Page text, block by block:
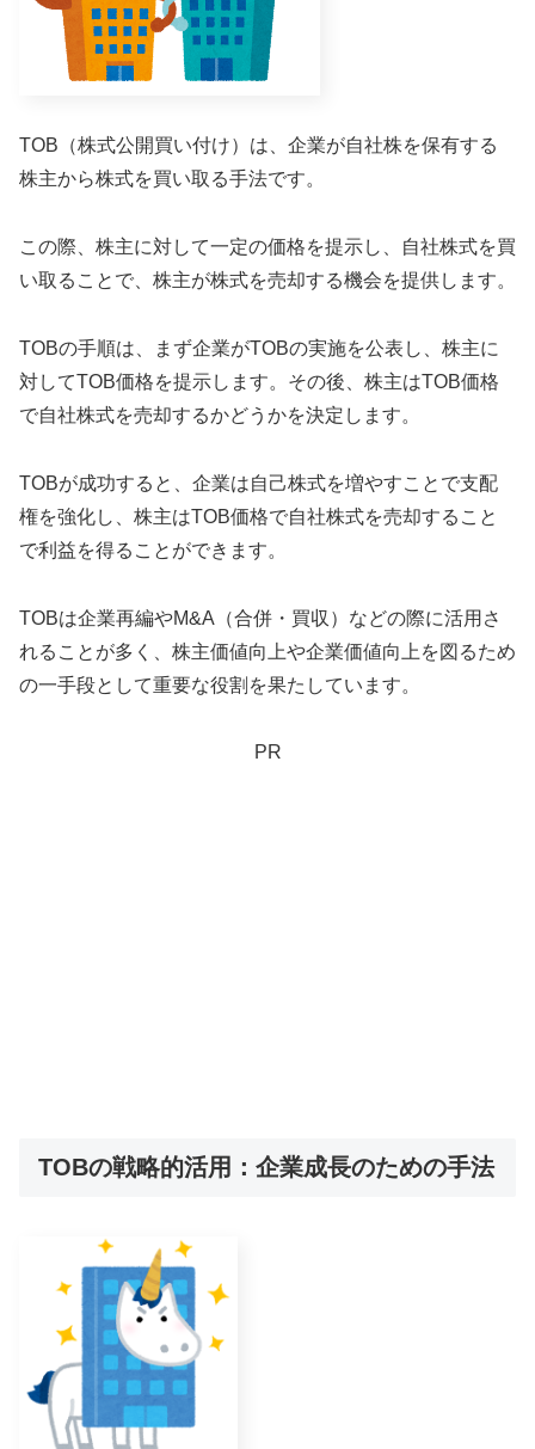
TOB（株式公開買い付け）は、企業が自社株を保有する
株主から株式を買い取る手法です。
この際、株主に対して一定の価格を提示し、自社株式を買
い取ることで、株主が株式を売却する機会を提供します。
TOBの手順は、まず企業がTOBの実施を公表し、株主に
対してTOB価格を提示します。その後、株主はTOB価格
で自社株式を売却するかどうかを決定します。
TOBが成功すると、企業は自己株式を増やすことで支配
権を強化し、株主はTOB価格で自社株式を売却すること
で利益を得ることができます。
TOBは企業再編やM&A（合併・買収）などの際に活用さ
れることが多く、株主価値向上や企業価値向上を図るため
の一手段として重要な役割を果たしています。
PR
TOBの戦略的活用：企業成長のための手法